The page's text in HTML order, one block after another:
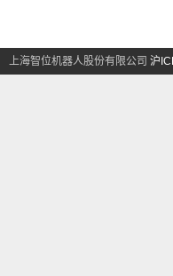
上海智位机器人股份有限公司 沪